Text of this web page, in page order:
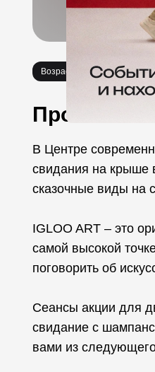
Возраст 18+
Про
В Центре
свидания на крыше
сказочные виды на
IGLOO ART – это
самой высокой
поговорить об
Сеансы акции для
свидание с
вами из